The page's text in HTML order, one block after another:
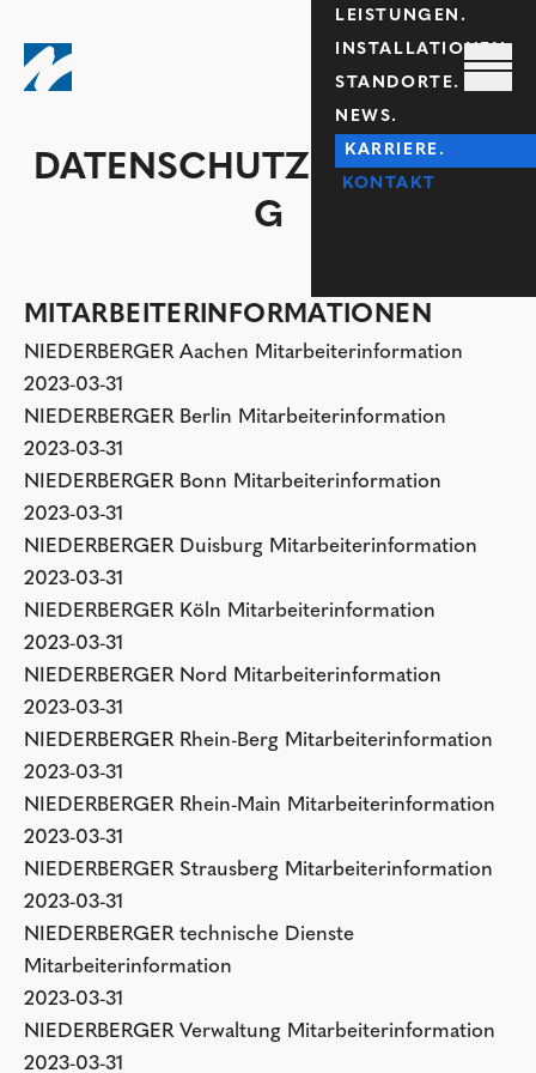
LEISTUNGEN.
INSTALLATIONEN.
STANDORTE.
NEWS.
KARRIERE.
KONTAKT
DATENSCHUTZERKLÄRUN
G
MITARBEITERINFORMATIONEN
NIEDERBERGER Aachen Mitarbeiterinformation
2023-03-31
NIEDERBERGER Berlin Mitarbeiterinformation
2023-03-31
NIEDERBERGER Bonn Mitarbeiterinformation
2023-03-31
NIEDERBERGER Duisburg Mitarbeiterinformation
2023-03-31
NIEDERBERGER Köln Mitarbeiterinformation
2023-03-31
NIEDERBERGER Nord Mitarbeiterinformation
2023-03-31
NIEDERBERGER Rhein-Berg Mitarbeiterinformation
2023-03-31
NIEDERBERGER Rhein-Main Mitarbeiterinformation
2023-03-31
NIEDERBERGER Strausberg Mitarbeiterinformation
2023-03-31
NIEDERBERGER technische Dienste
Mitarbeiterinformation
2023-03-31
NIEDERBERGER Verwaltung Mitarbeiterinformation
2023-03-31